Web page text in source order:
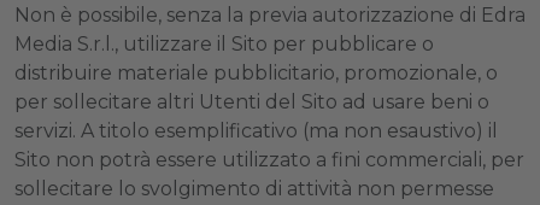
Non è possibile, senza la previa autorizzazione di Edra
Media S.r.l., utilizzare il Sito per pubblicare o
distribuire materiale pubblicitario, promozionale, o
per sollecitare altri Utenti del Sito ad usare beni o
servizi. A titolo esemplificativo (ma non esaustivo) il
Sito non potrà essere utilizzato a fini commerciali, per
sollecitare lo svolgimento di attività non permesse